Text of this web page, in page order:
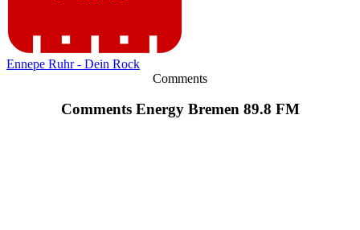
Ennepe Ruhr - Dein Rock
Comments
Comments Energy Bremen 89.8 FM